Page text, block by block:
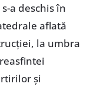
a deschis în
aflată
la umbra
și